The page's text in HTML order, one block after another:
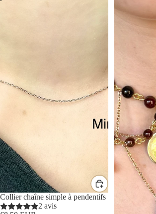
Collier chaîne simple à pendentifs
2 avis